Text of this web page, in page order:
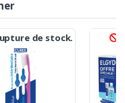
de stock.